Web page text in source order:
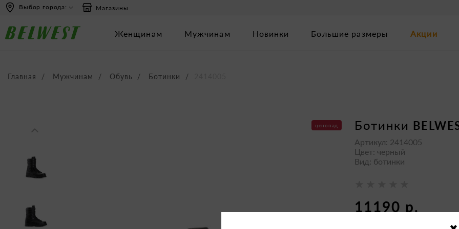
перейти
содержанию
Перейти
навигации
Выбор города: Магазины
Женщинам Мужчинам Новинки Большие размеры Акции
Главная Мужчинам Обувь Ботинки
ценопад ботинки
Артикул: 2414005
Цвет: черный
Вид: ботинки
11190 р.